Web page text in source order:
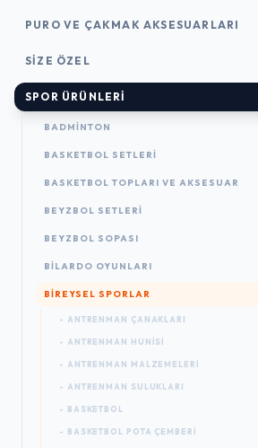
PURO VE ÇAKMAK AKSESUARLARI
SIZE ÖZEL
SPOR ÜRÜNLERI
BADMINTON
BASKETBOL SETLERI
BASKETBOL TOPLARI VE AKSESUAR
BEYZBOL SETLERI
BEYZBOL SOPASI
BILARDO OYUNLARI
BIREYSEL SPORLAR
- ANTRENMAN ÇANAKLARI
- ANTRENMAN HUNISI
- ANTRENMAN MALZEMELERI
- ANTRENMAN SULUKLARI
- BASKETBOL
- BASKETBOL POTA ÇEMBERI